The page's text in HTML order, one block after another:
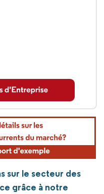
sur le secteur des
grâce à notre